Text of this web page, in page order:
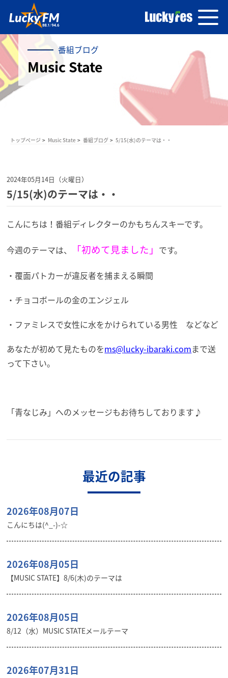
番組ブログ
Music State
トップページ Music State 番組ブログ 5/15(水)のテーマは・・
2024年05月14日（火曜日）
5/15(水)のテーマは・・
こんにちは！番組ディレクターのかもちんスキーです。
今週のテーマは、 「初めて見ました」 です。
・覆面パトカーが違反者を捕まえる瞬間
・チョコボールの金のエンジェル
・ファミレスで女性に水をかけられている男性 などなど
あなたが初めて見たものをms@lucky-ibaraki.comまで送
って下さい。
「青なじみ」へのメッセージもお待ちしております♪
最近の記事
2026年08月07日
こんにちは(^_-)-☆
2026年08月05日
【MUSIC STATE】8/6(木)のテーマは
2026年08月05日
8/12（水）MUSIC STATEメールテーマ
2026年07月31日